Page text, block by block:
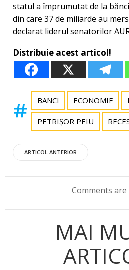
statul a împrumutat de la
din care 37 de miliarde au
declarat liderul senatorilor
Distribuie acest articol!
BANCI ECONOMIE
PETRIȘOR PEIU
Post
navigation
ARTICOL ANTERIOR
Comments are
MAI